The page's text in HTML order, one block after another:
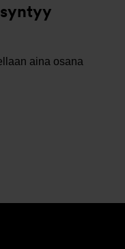
aina osana